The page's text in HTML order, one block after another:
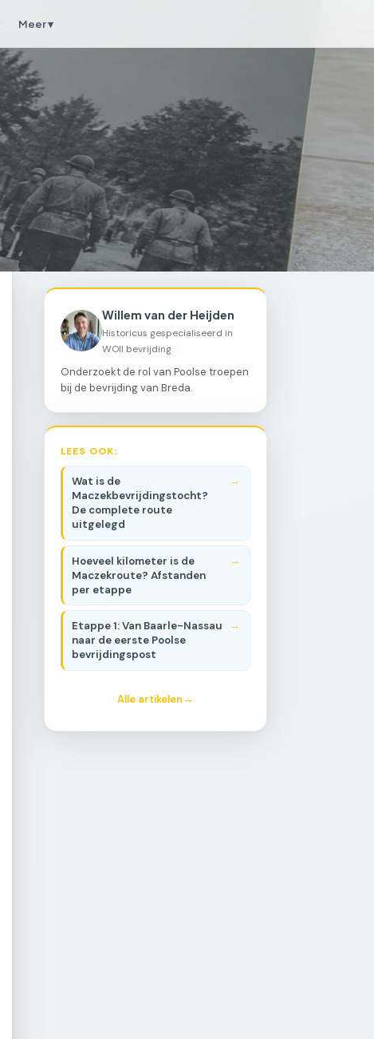
Meer ▾
Willem van der Heijden
Historicus gespecialiseerd in
WOII bevrijding
Onderzoekt de rol van Poolse troepen
bij de bevrijding van Breda.
LEES OOK:
Wat is de
Maczekbevrijdingstocht?
De complete route
uitgelegd
Hoeveel kilometer is de
Maczekroute? Afstanden
per etappe
Etappe 1: Van Baarle-Nassau
naar de eerste Poolse
bevrijdingspost
Alle artikelen